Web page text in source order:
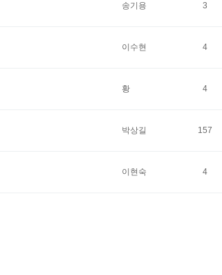
송기용 3
이수현 4
황 4
박상길 157
이현숙 4